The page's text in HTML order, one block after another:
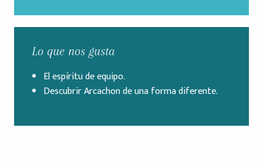
Lo que nos gusta
El espíritu de equipo.
Descubrir Arcachon de una forma diferente.